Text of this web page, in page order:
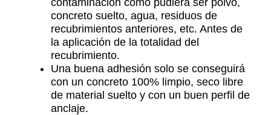
concreto suelto, agua, residuos de
recubrimientos anteriores, etc. Antes de
la aplicación de la totalidad del
recubrimiento.
Una buena adhesión solo se conseguirá
con un concreto 100% limpio, seco libre
de material suelto y con un buen perfil de
anclaje.